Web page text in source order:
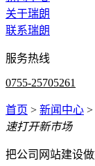
关于瑞朗
联系瑞朗
服务热线
0755-25705261
首页 > 新闻中心 >
速打开新市场
把公司网站建设